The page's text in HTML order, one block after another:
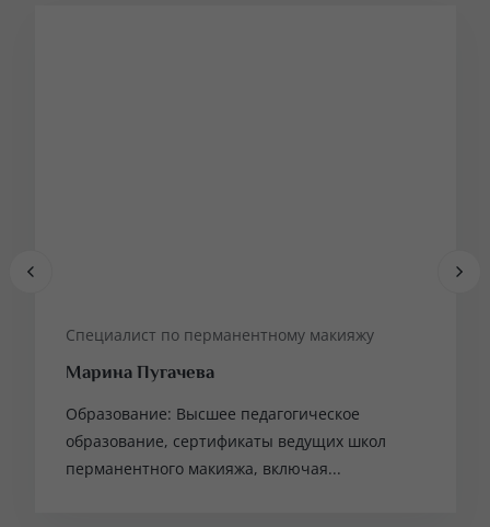
Специалист по перманентному макияжу
Марина Пугачева
Образование: Высшее педагогическое
образование, сертификаты ведущих школ
перманентного макияжа, включая...